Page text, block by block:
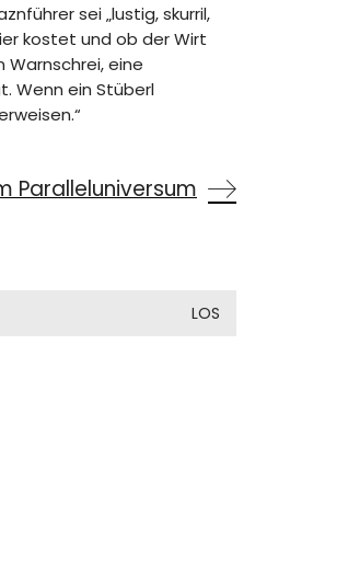
sei „lustig, skurril,
kostet und ob der Wirt
eine
Wenn ein Stüberl
Paralleluniversum